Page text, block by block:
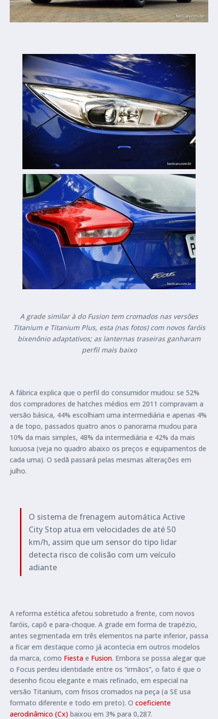
A grade similar à do Fusion tem cromados nas versões
Titanium e Titanium Plus, esta (nas fotos) com novos faróis
bixenônio adaptativos; as lanternas traseiras ganharam
perfil mais baixo
A fábrica explica que o perfil do consumidor mudou: se 52%
dos compradores de hatches médios em 2011 compravam a
versão básica, 44% escolhiam uma intermediária e apenas 4%
a de topo, passados quatro anos o panorama mudou para
10% da mais simples, 48% da intermediária e 42% da mais
luxuosa (veja no quadro abaixo os preços e equipamentos de
cada uma). O sedã passará pelas mesmas alterações em
julho.
O sistema de frenagem automática Active
City Stop atua em velocidades de até 50
km/h, assim que um sensor do tipo lidar
detecta risco de colisão com um veículo
adiante
A reforma estética afetou sobretudo a frente, com novos
faróis, capô e para-choque. A grade em forma de trapézio,
antes segmentada em três elementos na parte inferior, passa
a ficar em destaque como já acontecia em outros modelos
da marca, como Fiesta e Fusion. Embora se possa alegar que
o Focus perdeu identidade entre os “irmãos”, o fato é que o
desenho ficou elegante e mais refinado, em especial na
versão Titanium, com frisos cromados na peça (a SE usa
formato diferente e todo em preto). O coeficiente
aerodinâmico (Cx) baixou em 3% para 0,287.